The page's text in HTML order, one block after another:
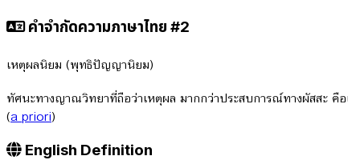
คำจำกัดความภาษาไทย #2
เหตุผลนิยม (พุทธิปัญญานิยม)
ทัศนะทางญาณวิทยาที่ถือว่าเหตุผล มากกว่าประสบการณ์ทางผัสสะ
(a priori)
English Definition